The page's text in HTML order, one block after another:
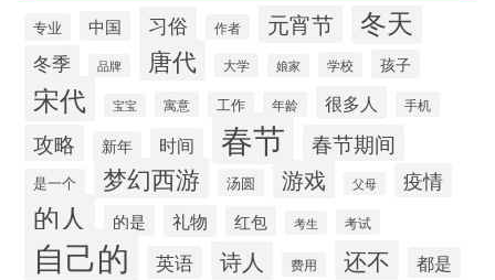
专业 中国 习俗 作者 元宵节 冬天
冬季 品牌 唐代 大学 娘家 学校 孩子
宋代 宝宝 寓意 工作 年龄 很多人 手机
攻略 新年 时间 春节 春节期间
是一个 梦幻西游 汤圆 游戏 父母 疫情
的人 的是 礼物 红包 考生 考试
自己的 英语 诗人 费用 还不 都是